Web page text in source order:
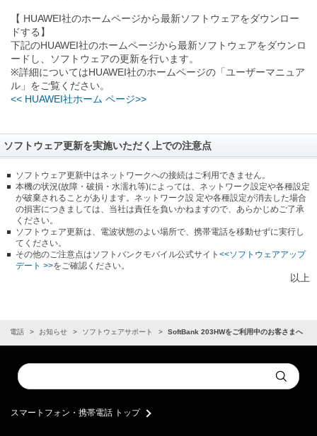
【 HUAWEI社のホームページから最新ソフトウェアをダウンロー
ドする】
下記のHUAWEI社のホームページから最新ソフトウェアをダウンロ
ードし、ソフトウェアの更新を行います。
※詳細についてはHUAWEI社のホームページの「ユーザーマニュア
ル」をご覧ください。
<< HUAWEI社ホーム ページ>>
ソフトウェア更新を実施いただく上での注意点
ソフトウェア更新中はネットワークへの接続はご利用できません。
本機の状況(故障・破損・水濡れ等)によっては、ネットワーク設定や各種設定
が破棄されることがあります。ネットワーク設 定や各種設定が消去した場合
の損害につきましては、当社は責任を負いかねますので、あらかじめご了承
ください。
ソフトウェア更新は、電波状態のよい場所で、携帯電話を移動せずに実行し
てください。
その他のご注意点はソフトバンクモバイル公式サイト <<ソフトウェアアップ
デート >>をご確認ください。
以上
帯電話 お知らせ ソフトウェアサポート SoftBank 203HWをご利用中のお客さまへ
Conduct
a
Submit
スマートフォン・携帯電話 トップ